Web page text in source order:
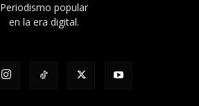
Periodismo popular
en la era digital.